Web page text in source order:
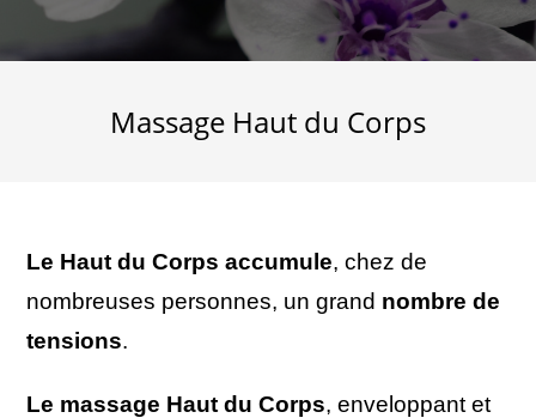
Massage Haut du Corps
Le Haut du Corps accumule, chez de
nombreuses personnes, un grand nombre de
tensions.
Le massage Haut du Corps, enveloppant et